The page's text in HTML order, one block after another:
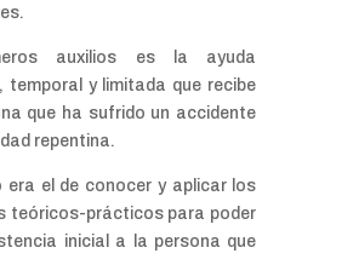
auxilios es la ayuda
temporal y limitada que recibe
que ha sufrido un accidente
repentina.
era el de conocer y aplicar los
teóricos-prácticos para poder
inicial a la persona que